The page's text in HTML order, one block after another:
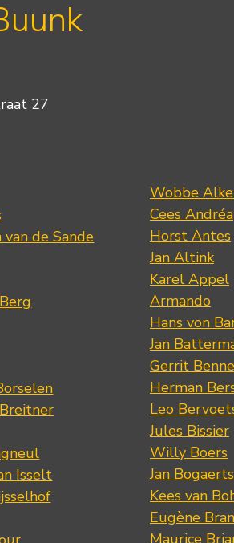
27
van de Sande
Isselt
Wobbe
Cees Andréa
Horst Antes
Jan Altink
Karel Appel
Armando
Hans von
Jan
Gerrit
Herman
Leo
Jules Bissier
Willy Boers
Jan Bogaerts
Kees van
Eugène
Maurice